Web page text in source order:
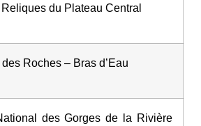
du Plateau Central
Roches – Bras d’Eau
des Gorges de la Rivière